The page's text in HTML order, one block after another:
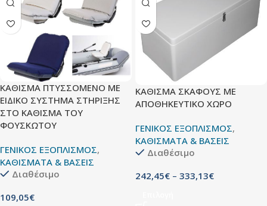
ΚΑΘΙΣΜΑ ΠΤΥΣΣΟΜΕΝΟ ΜΕ
ΕΙΔΙΚΟ ΣΥΣΤΗΜΑ ΣΤΗΡΙΞΗΣ
ΣΤΟ ΚΑΘΙΣΜΑ ΤΟΥ
ΦΟΥΣΚΩΤΟΥ
ΓΕΝΙΚΟΣ ΕΞΟΠΛΙΣΜΟΣ,
ΚΑΘΙΣΜΑΤΑ & ΒΑΣΕΙΣ
Διαθέσιμο
109,05€
ΚΑΘΙΣΜΑ ΣΚΑΦΟΥΣ ΜΕ
ΑΠΟΘΗΚΕΥΤΙΚΟ ΧΩΡΟ
ΓΕΝΙΚΟΣ ΕΞΟΠΛΙΣΜΟΣ,
ΚΑΘΙΣΜΑΤΑ & ΒΑΣΕΙΣ
Διαθέσιμο
242,45€ – 333,13€